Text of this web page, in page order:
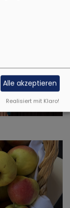
Alle akzeptieren
Realisiert mit Klaro!